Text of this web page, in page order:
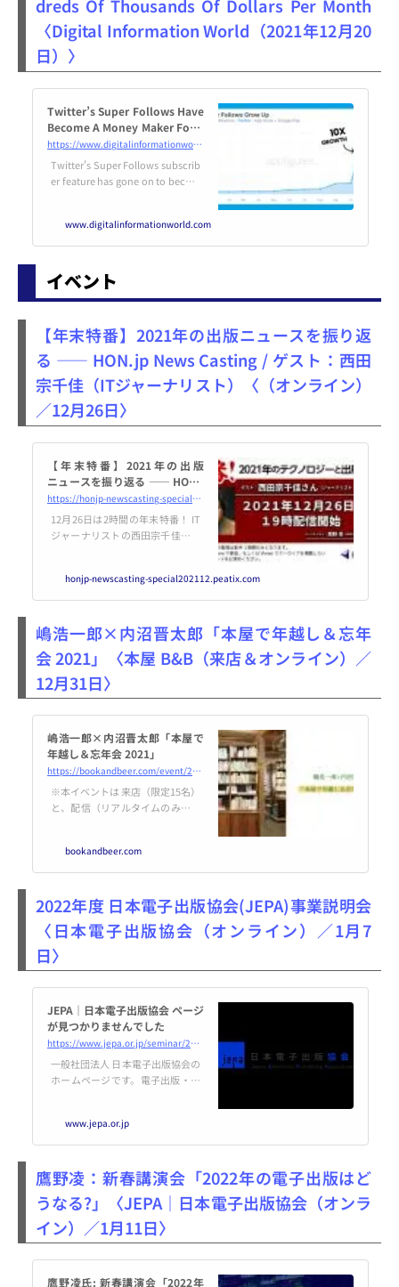
dreds Of Thousands Of Dollars Per Month
〈Digital Information World（2021年12月20
日）〉
Twitter’s Super Follows Have
Become A Money Maker For T
he Platform, Raking In Hundr
eds Of Thousands Of Dollars
Per Month
https://www.digitalinformationworld.com/2021/12/twitters-super-follows-have-become.html
Twitter's Super Follows subscrib
er feature has gone on to becom
www.digitalinformationworld.com
イベント
【年末特番】2021年の出版ニュースを振り返
る ―― HON.jp News Casting / ゲスト：西田
宗千佳（ITジャーナリスト）〈（オンライン）
／12月26日〉
【年末特番】2021年の出版
ニュースを振り返る ―― HON.j
p News Casting / ゲスト：西田
宗千佳（ITジャーナリスト）
https://honjp-newscasting-special202112.peatix.com
12月26日は2時間の年末特番！ IT
ジャーナリストの西田宗千佳さん
的な観点で振り返り＆掘り下げま
す。【開催日時】... powered by P
honjp-newscasting-special202112.peatix.com
嶋浩一郎×内沼晋太郎「本屋で年越し＆忘年
会 2021」〈本屋 B&B（来店＆オンライン）／
12月31日〉
嶋浩一郎×内沼晋太郎「本屋で
年越し＆忘年会 2021」
https://bookandbeer.com/event/20211231_htk/
※本イベントは 来店（限定15名）
と、配信（リアルタイムのみ）で
bookandbeer.com
2022年度 日本電子出版協会(JEPA)事業説明会
〈日本電子出版協会（オンライン）／1月7
日〉
JEPA｜日本電子出版協会 ページ
が見つかりませんでした
https://www.jepa.or.jp/seminar/20220107/
一般社団法人 日本電子出版協会の
ホームページです。電子出版・編
電子出版とは、会員限定情報など
配信しています。
www.jepa.or.jp
鷹野凌：新春講演会「2022年の電子出版はど
うなる?」〈JEPA｜日本電子出版協会（オンラ
イン）／1月11日〉
鷹野凌氏: 新春講演会「2022年